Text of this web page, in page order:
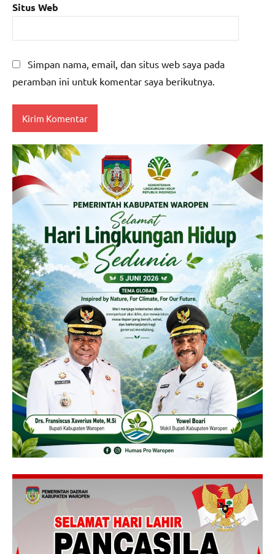
Situs Web
Simpan nama, email, dan situs web saya pada
peramban ini untuk komentar saya berikutnya.